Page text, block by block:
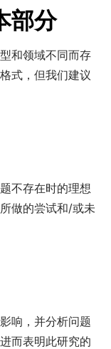
部分
和领域不同而存
式，但我们建议
不存在时的理想
做的尝试和/或未
响，并分析问题
而表明此研究的